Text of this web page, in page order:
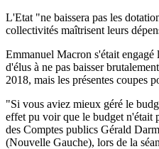
L'Etat "ne baissera pas les
collectivités maîtrisent leurs
Emmanuel Macron s'était
d'élus à ne pas baisser
2018, mais les présentes coupes
"Si vous aviez mieux géré le
effet pu voir que le budget n'était
des Comptes publics Gérald
(Nouvelle Gauche), lors de la